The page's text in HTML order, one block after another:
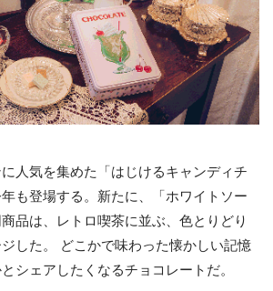
人気を集めた「はじけるキャンディチ
も登場する。新たに、「ホワイトソー
品は、レトロ喫茶に並ぶ、色とりどり
した。 どこかで味わった懐かしい記憶
シェアしたくなるチョコレートだ。